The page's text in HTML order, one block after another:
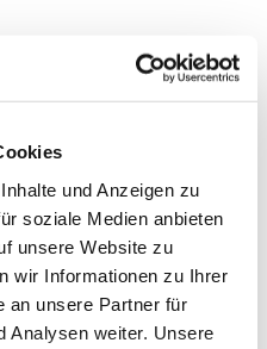
und Anzeigen zu
soziale Medien anbieten
unsere Website zu
wir Informationen zu Ihrer
an unsere Partner für
Analysen weiter. Unsere